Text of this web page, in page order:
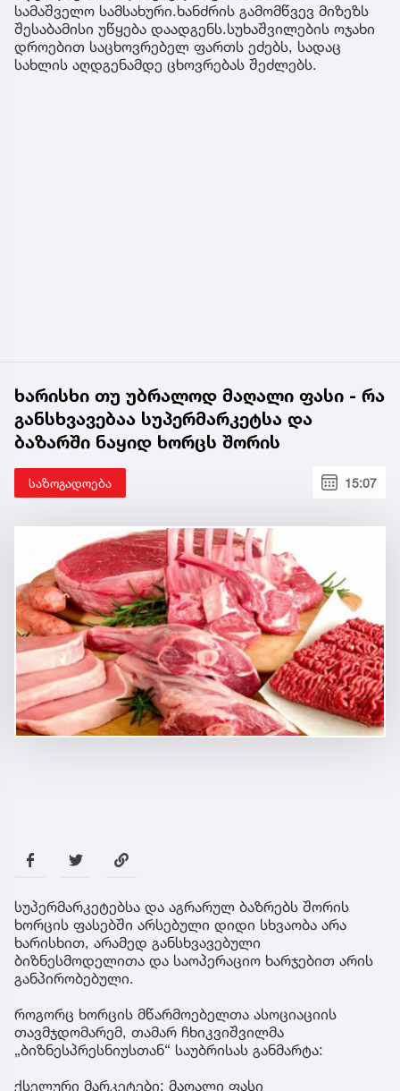
სამაშველო სამსახური.ხანძრის გამომწვევ მიზეზს
შესაბამისი უწყება დაადგენს.სუხაშვილების ოჯახი
დროებით საცხოვრებელ ფართს ეძებს, სადაც
სახლის აღდგენამდე ცხოვრებას შეძლებს.
ხარისხი თუ უბრალოდ მაღალი ფასი - რა
განსხვავებაა სუპერმარკეტსა და
ბაზარში ნაყიდ ხორცს შორის
საზოგადოება 15:07
სუპერმარკეტებსა და აგრარულ ბაზრებს შორის
ხორცის ფასებში არსებული დიდი სხვაობა არა
ხარისხით, არამედ განსხვავებული
ბიზნესმოდელითა და საოპერაციო ხარჯებით არის
განპირობებული.
როგორც ხორცის მწარმოებელთა ასოციაციის
თავმჯდომარემ, თამარ ჩხიკვიშვილმა
„ბიზნესპრესნიუსთან“ საუბრისას განმარტა:
ქსელური მარკეტები: მაღალი ფასი